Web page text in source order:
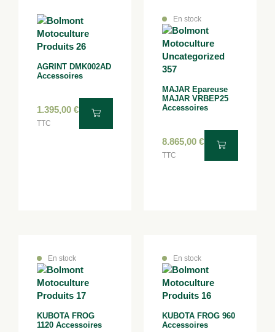
AGRINT DMK002AD
Accessoires
1.395,00 €
TTC
En stock
MAJAR Epareuse
MAJAR VRBEP25
Accessoires
8.865,00 €
TTC
En stock
KUBOTA FROG
1120 Accessoires
En stock
KUBOTA FROG 960
Accessoires